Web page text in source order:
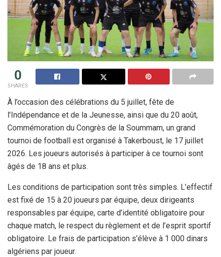
0
SHARES
À l’occasion des célébrations du 5 juillet, fête de
l’Indépendance et de la Jeunesse, ainsi que du 20 août,
Commémoration du Congrès de la Soummam, un grand
tournoi de football est organisé à Takerboust, le 17 juillet
2026. Les joueurs autorisés à participer à ce tournoi sont
âgés de 18 ans et plus.
Les conditions de participation sont très simples. L’effectif
est fixé de 15 à 20 joueurs par équipe, deux dirigeants
responsables par équipe, carte d’identité obligatoire pour
chaque match, le respect du règlement et de l’esprit sportif
obligatoire. Le frais de participation s’élève à 1 000 dinars
algériens par joueur.